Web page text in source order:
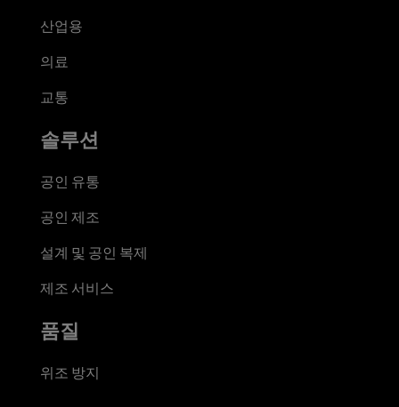
산업용
의료
교통
솔루션
공인 유통
공인 제조
설계 및 공인 복제
제조 서비스
품질
위조 방지